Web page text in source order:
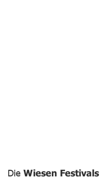
Die Wiesen Festivals